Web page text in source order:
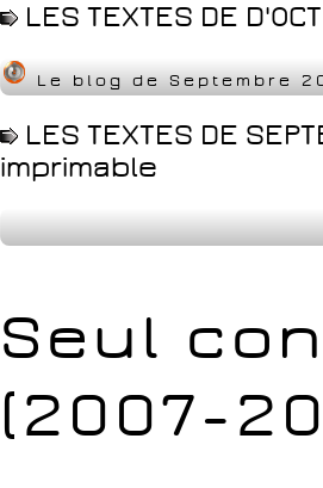
LES TEXTES DE
Le blog de Septembre
LES TEXTES DE
imprimable
Seul
(2007-